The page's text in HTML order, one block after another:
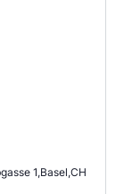
1,Basel,CH